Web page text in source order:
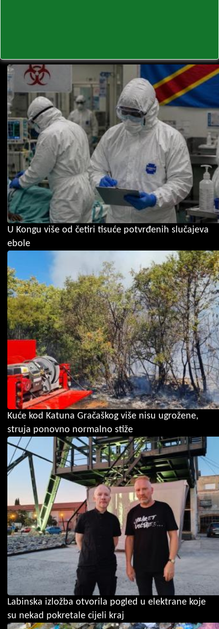
U Kongu više od četiri tisuće potvrđenih slučajeva
ebole
Kuće kod Katuna Gračaškog više nisu ugrožene,
struja ponovno normalno stiže
Labinska izložba otvorila pogled u elektrane koje
su nekad pokretale cijeli kraj